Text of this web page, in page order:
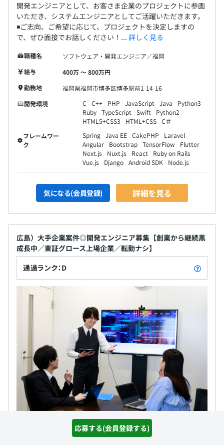
応募する(会員登録する)
開発エンジニアとして、お客さま企業のプロジェクトに参画
いただき、システムエンジニアとしてご活躍いただきます。
◾️ご志向、ご希望に応じて、プロジェクトを決定しますの
で、ぜひ面接でお話しください！... 詳しく見る
職種名
ソフトウェア・開発エンジニア／福岡
給与
400万 〜 800万円
勤務地
福岡県福岡市博多区博多駅前1-14-16
開発環境
C C++ PHP JavaScript Java
Python3
Ruby TypeScript Swift
Python2
HTML5+CSS3
HTML+CSS C＃
フレームワー
ク
Spring Java EE CakePHP
Laravel
Angular
Bootstrap TensorFlow
Flutter
Next.js
Nuxt.js React
Ruby on Rails
Vue.js
Django Android SDK Node.js
気になる(会員登録) 詳細を見る
広島）大手企業案件◎開発エンジニア募集【創業から継続黒
成長中／東証グロース上場企業／転勤ナシ】
通過ランク：D
ジャパニアス株式会社